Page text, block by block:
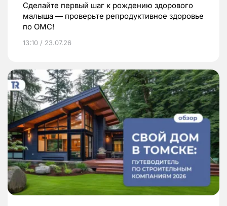
Сделайте первый шаг к рождению здорового
малыша — проверьте репродуктивное здоровье
по ОМС!
13:10 / 23.07.26